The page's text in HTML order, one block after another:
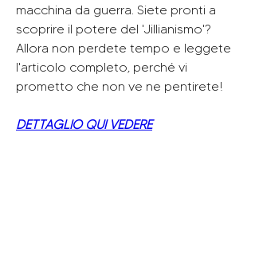
macchina da guerra. Siete pronti a
scoprire il potere del 'Jillianismo'?
Allora non perdete tempo e leggete
l'articolo completo, perché vi
prometto che non ve ne pentirete!
DETTAGLIO QUI VEDERE